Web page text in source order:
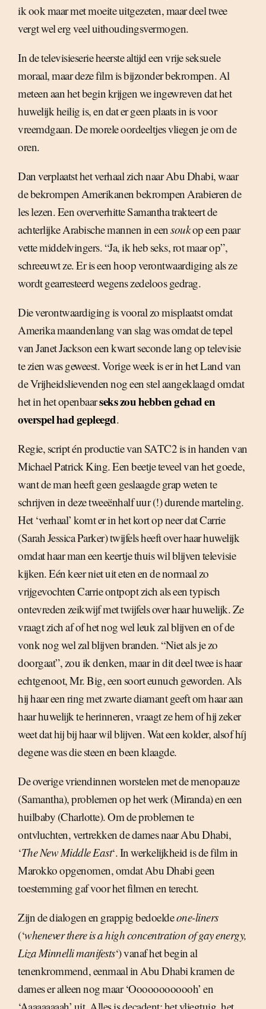
ik ook maar met moeite uitgezeten, maar deel twee
vergt wel erg veel uithoudingsvermogen.
In de televisieserie heerste altijd een vrije seksuele
moraal, maar deze film is bijzonder bekrompen. Al
meteen aan het begin krijgen we ingewreven dat het
huwelijk heilig is, en dat er geen plaats in is voor
vreemdgaan. De morele oordeeltjes vliegen je om de
oren.
Dan verplaatst het verhaal zich naar Abu Dhabi, waar
de bekrompen Amerikanen bekrompen Arabieren de
les lezen. Een oververhitte Samantha trakteert de
achterlijke Arabische mannen in een soukop een paar
vette middelvingers. “Ja, ik heb seks, rot maar op”,
schreeuwt ze. Er is een hoop verontwaardiging als ze
wordt gearresteerd wegens zedeloos gedrag.
Die verontwaardiging is vooral zo misplaatst omdat
Amerika maandenlang van slag was omdat de tepel
van Janet Jackson een kwart seconde lang op televisie
te zien was geweest. Vorige week is er in het Land van
de Vrijheidslievenden nog een stel aangeklaagd omdat
het in het openbaarseks zou hebben gehad en
overspel had gepleegd.
Regie, script én productie van SATC2 is in handen van
Michael Patrick King. Een beetje teveel van het goede,
want de man heeft geen geslaagde grap weten te
schrijven in deze tweeënhalf uur (!) durende marteling.
Het ‘verhaal’ komt er in het kort op neer dat Carrie
(Sarah Jessica Parker) twijfels heeft over haar huwelijk
omdat haar man een keertje thuis wil blijven televisie
kijken. Eén keer niet uit eten en de normaal zo
vrijgevochten Carrie ontpopt zich als een typisch
ontevreden zeikwijf met twijfels over haar huwelijk. Ze
vraagt zich af of het nog wel leuk zal blijven en of de
vonk nog wel zal blijven branden. “Niet als je zo
doorgaat”, zou ik denken, maar in dit deel twee is haar
echtgenoot, Mr. Big, een soort eunuch geworden. Als
hij haar een ring met zwarte diamant geeft om haar aan
haar huwelijk te herinneren, vraagt ze hem of hij zeker
weet dat hij bij haar wil blijven. Wat een kolder, alsof híj
degene was die steen en been klaagde.
De overige vriendinnen worstelen met de menopauze
(Samantha), problemen op het werk (Miranda) en een
huilbaby (Charlotte). Om de problemen te
ontvluchten, vertrekken de dames naar Abu Dhabi,
‘The New Middle East‘. In werkelijkheid is de film in
Marokko opgenomen, omdat Abu Dhabi geen
toestemming gaf voor het filmen en terecht.
Zijn de dialogen en grappig bedoeldeone-liners
(‘whenever there is a high concentration of gay energy,
Liza Minnelli manifests‘) vanaf het begin al
tenenkrommend, eenmaal in Abu Dhabi kramen de
dames er alleen nog maar ‘Oooooooooooh’ en